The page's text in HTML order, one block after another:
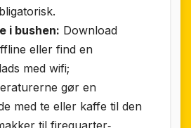
i bushen: Download
eller find en
med wifi;
gør en
med te eller kaffe til den
til firequarter‐